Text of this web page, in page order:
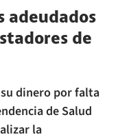
adeudados
de
su dinero por falta
de Salud
la